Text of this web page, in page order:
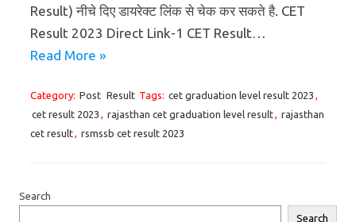
Result) नीचे दिए डायरेक्ट लिंक से चेक कर सकते है. CET
Result 2023 Direct Link-1 CET Result…
Read More »
Category: Post Result Tags: cet graduation level result 2023 ,
cet result 2023 , rajasthan cet graduation level result, rajasthan
cet result, rsmssb cet result 2023
Search
Search